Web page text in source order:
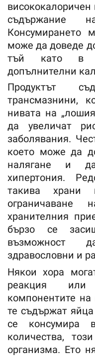
висококалоричен
Консумирането
може да доведе
тъй като в
допълнителни
Продуктът
трансмазнини,
нивата на
да увеличат
заболявания.
което може да
налягане и
хипертония.
такива
ограничаване
хранителния
бързо се
възможност
здравословни и
Някои хора
реакция или
компонентите на
те съдържат
се консумира
количества,
организма. Ето